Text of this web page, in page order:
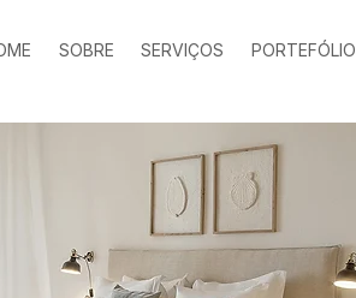
SOBRE SERVIÇOS PORTEFÓLIO